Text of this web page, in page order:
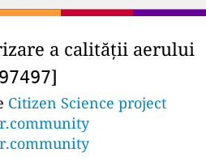
a calității aerului
97497]
Citizen Science project